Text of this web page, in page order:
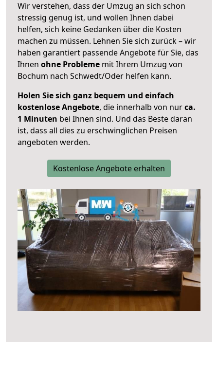
Wir verstehen, dass der Umzug an sich schon
stressig genug ist, und wollen Ihnen dabei
helfen, sich keine Gedanken über die Kosten
machen zu müssen. Lehnen Sie sich zurück – wir
haben garantiert passende Angebote für Sie, das
Ihnen ohne Probleme mit Ihrem Umzug von
Bochum nach Schwedt/Oder helfen kann.
Holen Sie sich ganz bequem und einfach
kostenlose Angebote, die innerhalb von nurca.
1 Minuten bei Ihnen sind. Und das Beste daran
ist, dass all dies zu erschwinglichen Preisen
angeboten werden.
Kostenlose Angebote erhalten